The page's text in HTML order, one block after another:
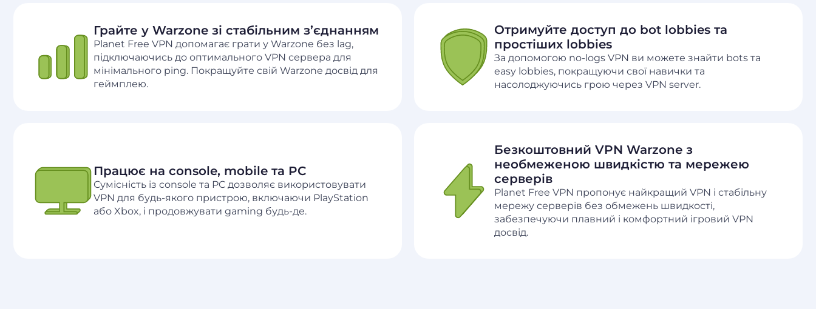
Грайте у Warzone зі стабільним з’єднанням
Planet Free VPN допомагає грати у Warzone без lag,
підключаючись до оптимального VPN сервера для
мінімального ping. Покращуйте свій Warzone досвід для
геймплею.
Отримуйте доступ до bot lobbies та
простіших lobbies
За допомогою no-logs VPN ви можете знайти bots та
easy lobbies, покращуючи свої навички та
насолоджуючись грою через VPN server.
Працює на console, mobile та PC
Сумісність із console та PC дозволяє використовувати
VPN для будь-якого пристрою, включаючи PlayStation
або Xbox, і продовжувати gaming будь-де.
Безкоштовний VPN Warzone з
необмеженою швидкістю та мережею
серверів
Planet Free VPN пропонує найкращий VPN і стабільну
мережу серверів без обмежень швидкості,
забезпечуючи плавний і комфортний ігровий VPN
досвід.